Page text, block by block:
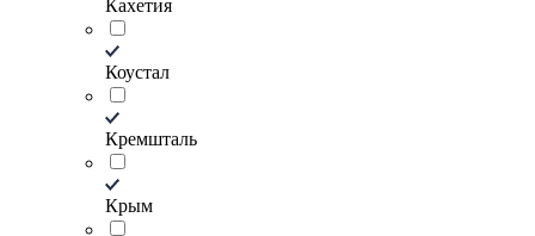
Кахетия
Коустал
Кремшталь
Крым